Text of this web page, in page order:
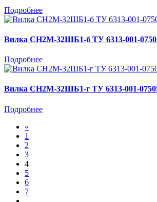
Подробнее
Вилка СН2М-32ШБ1-б ТУ 6313-001-
Подробнее
Вилка СН2М-32ШБ1-г ТУ 6313-001-
Подробнее
«
1
2
3
4
5
6
7